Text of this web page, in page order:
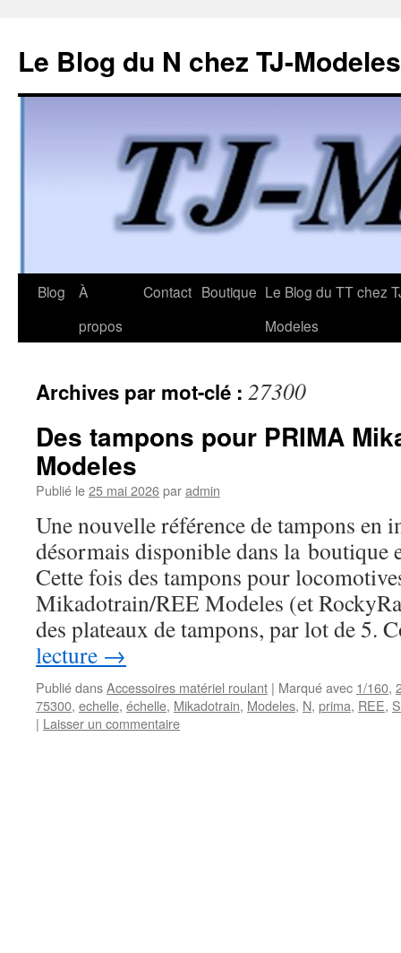
Le Blog du N chez TJ-Modeles
Aller
Blog
À
propos
Contact Boutique Le Blog du TT chez
Modeles
Archives par mot-clé : 27300
Des tampons pour PRIMA
Modeles
Publié le25 mai 2026paradmin
Une nouvelle référence de tampons en
désormais disponible dans la boutique
Cette fois des tampons pour
Mikadotrain/REE Modeles (et
des plateaux de tampons, par lot de 5.
lecture →
Publié dansAccessoires matériel roulant | Marqué avec 1/160,
75300, echelle, échelle, Mikadotrain, Modeles, N, prima, REE,
| Laisser un commentaire